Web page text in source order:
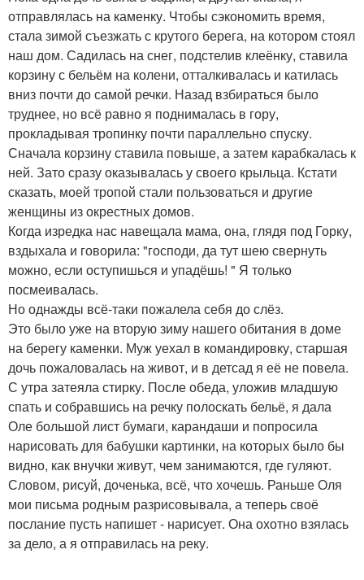
отправлялась на каменку. Чтобы сэкономить время,
стала зимой съезжать с крутого берега, на котором стоял
наш дом. Садилась на снег, подстелив клеёнку, ставила
корзину с бельём на колени, отталкивалась и катилась
вниз почти до самой речки. Назад взбираться было
труднее, но всё равно я поднималась в гору,
прокладывая тропинку почти параллельно спуску.
Сначала корзину ставила повыше, а затем карабкалась к
ней. Зато сразу оказывалась у своего крыльца. Кстати
сказать, моей тропой стали пользоваться и другие
женщины из окрестных домов.
Когда изредка нас навещала мама, она, глядя под Горку,
вздыхала и говорила: "господи, да тут шею свернуть
можно, если оступишься и упадёшь! " Я только
посмеивалась.
Но однажды всё-таки пожалела себя до слёз.
Это было уже на вторую зиму нашего обитания в доме
на берегу каменки. Муж уехал в командировку, старшая
дочь пожаловалась на живот, и в детсад я её не повела.
С утра затеяла стирку. После обеда, уложив младшую
спать и собравшись на речку полоскать бельё, я дала
Оле большой лист бумаги, карандаши и попросила
нарисовать для бабушки картинки, на которых было бы
видно, как внучки живут, чем занимаются, где гуляют.
Словом, рисуй, доченька, всё, что хочешь. Раньше Оля
мои письма родным разрисовывала, а теперь своё
послание пусть напишет - нарисует. Она охотно взялась
за дело, а я отправилась на реку.